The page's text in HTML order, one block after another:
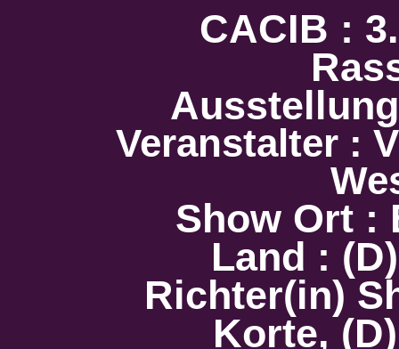
CACIB :
Veranstalter :
Show Ort :
Land :
Richter(in)
Korte,